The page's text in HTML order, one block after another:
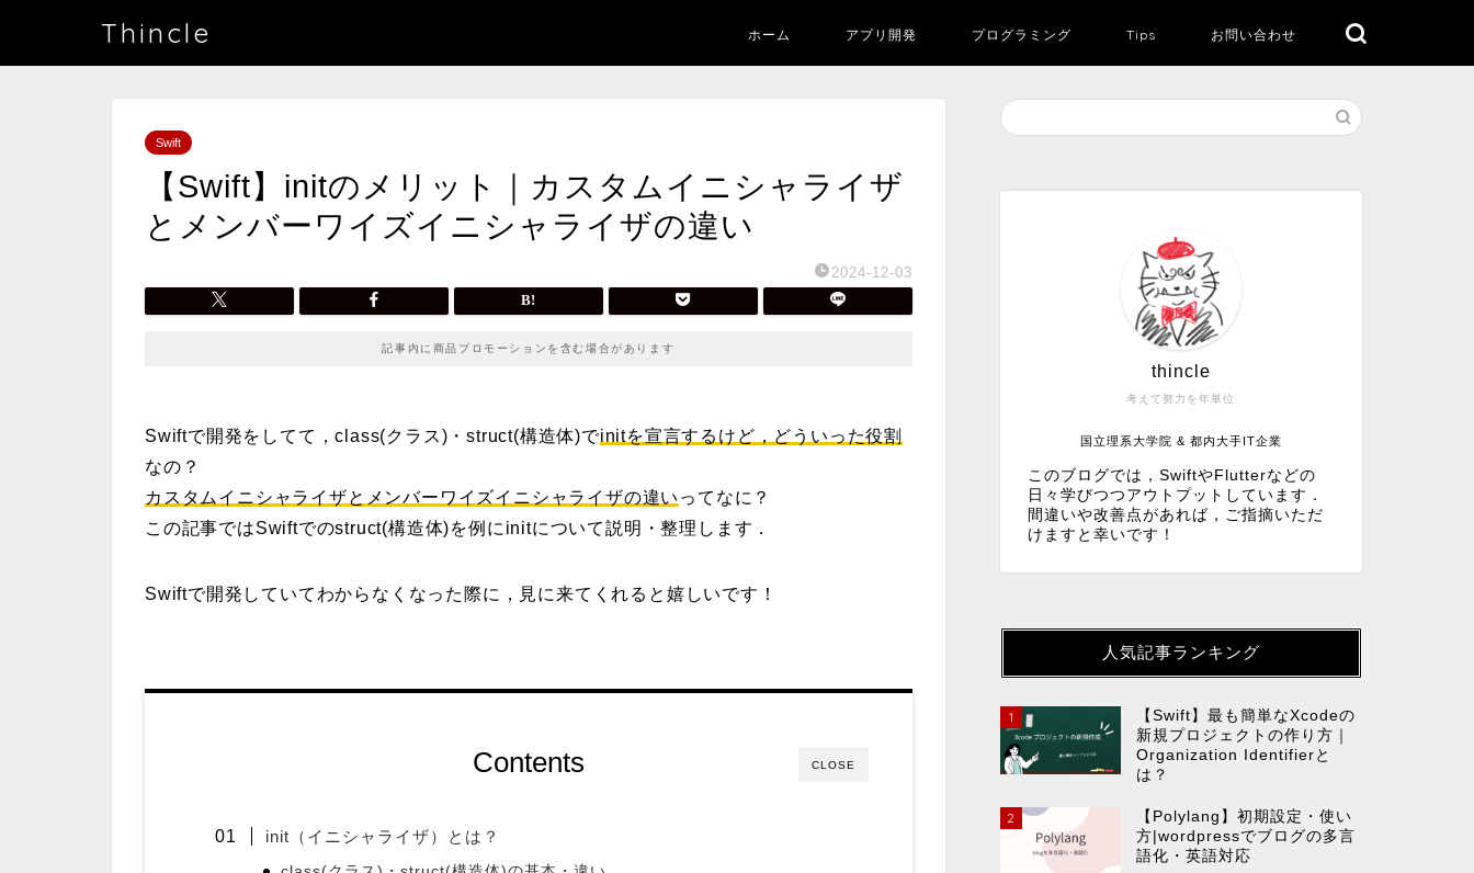
Thincle ホーム アプリ開発 プログラミング Tips お問い合わせ
Swift
【Swift】initのメリット｜カスタムイニシャライザ
とメンバーワイズイニシャライザの違い
2024-12-03
記事内に商品プロモーションを含む場合があります
Swiftで開発をしてて，class(クラス)・struct(構造体)でinitを宣言するけど，どういった役割
なの？
カスタムイニシャライザとメンバーワイズイニシャライザの違い ってなに？
この記事ではSwiftでのstruct(構造体)を例にinitについて説明・整理します．
Swiftで開発していてわからなくなった際に，見に来てくれると嬉しいです！
CLOSE
Contents
init（イニシャライザ）とは？
考えて努力を年単位
thincle
国立理系大学院 & 都内大手IT企業
このブログでは，SwiftやFlutterなどの
日々学びつつアウトプットしています．
間違いや改善点があれば，ご指摘いただ
けますと幸いです！
人気記事ランキング
1
【Swift】最も簡単なXcodeの
新規プロジェクトの作り方｜
Organization Identifierと
は？
2
【Polylang】初期設定・使い
方|wordpressでブログの多言
語化・英語対応